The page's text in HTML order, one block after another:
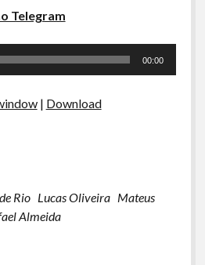
Telegram
00:00
| Download
Rio Lucas Oliveira Mateus
Almeida